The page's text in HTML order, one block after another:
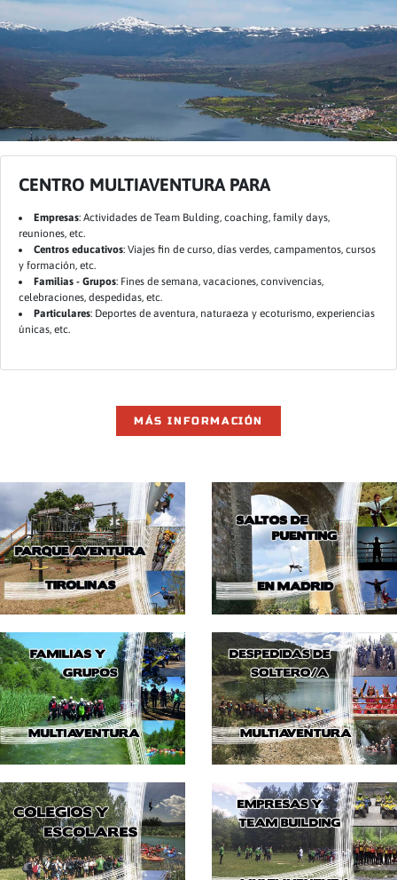
CENTRO MULTIAVENTURA PARA
Empresas: Actividades de Team Bulding, coaching, family days,
reuniones, etc.
Centros educativos: Viajes fin de curso, días verdes, campamentos, cursos
y formación, etc.
Familias - Grupos: Fines de semana, vacaciones, convivencias,
celebraciones, despedidas, etc.
Particulares: Deportes de aventura, naturaeza y ecoturismo, experiencias
únicas, etc.
MÁS INFORMACIÓN